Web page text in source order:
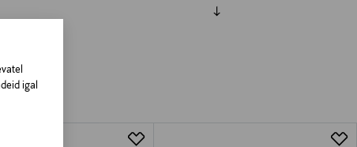
igal
Suletud pakendis toodete puhul